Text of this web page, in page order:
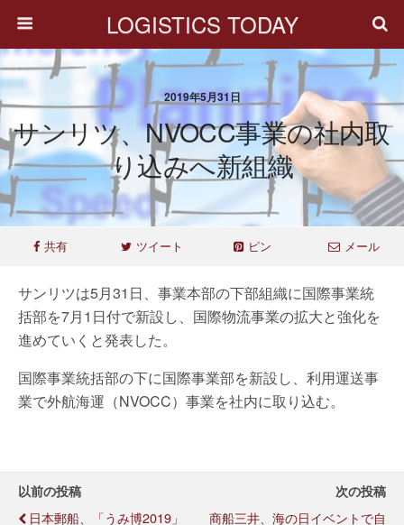
LOGISTICS TODAY
2019年5月31日
サンリツ、NVOCC事業の社内取
り込みへ新組織
共有 ツイート ピン メール
サンリツは5月31日、事業本部の下部組織に国際事業統
括部を7月1日付で新設し、国際物流事業の拡大と強化を
進めていくと発表した。
国際事業統括部の下に国際事業部を新設し、利用運送事
業で外航海運（NVOCC）事業を社内に取り込む。
以前の投稿
日本郵船、「うみ博2019」
次の投稿
商船三井、海の日イベントで自